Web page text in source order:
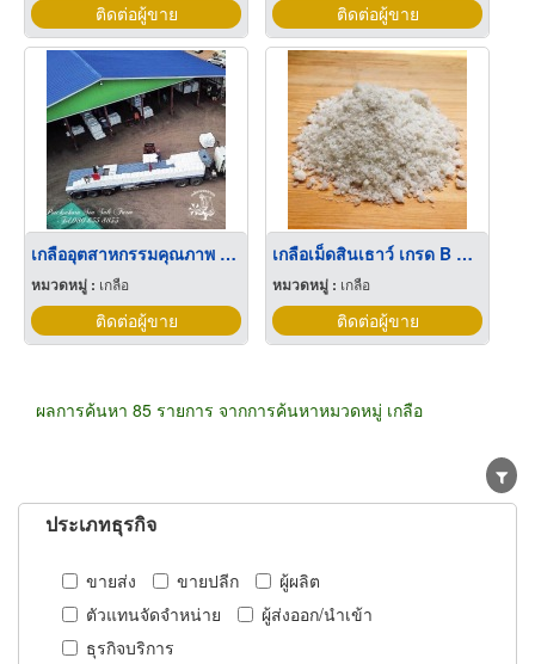
ติดต่อผู้ขาย ติดต่อผู้ขาย
เกลืออุตสาหกรรมคุณภาพ ราคาขายส่ง
หมวดหมู่ : เกลือ
ติดต่อผู้ขาย
เกลือเม็ดสินเธาว์ เกรด B ลำปาง
หมวดหมู่ : เกลือ
ติดต่อผู้ขาย
ผลการค้นหา 85 รายการ จากการค้นหาหมวดหมู่ เกลือ
ประเภทธุรกิจ
ขายส่ง ขายปลีก
ผู้ผลิต
ตัวแทนจัดจำหน่าย
ผู้ส่งออก/นำเข้า
ธุรกิจบริการ